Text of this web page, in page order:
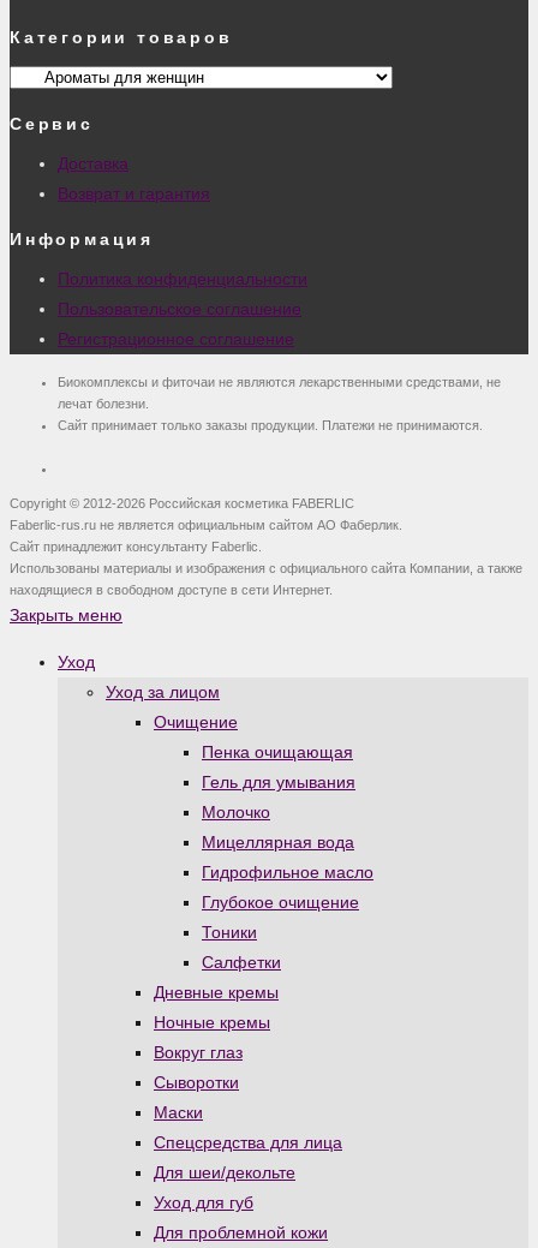
Категории товаров
Сервис
Доставка
Возврат и гарантия
Информация
Политика конфиденциальности
Пользовательское соглашение
Регистрационное соглашение
Биокомплексы и фиточаи не являются лекарственными средствами, не
лечат болезни.
Сайт принимает только заказы продукции. Платежи не принимаются.
Copyright © 2012-2026 Российская косметика FABERLIC
Faberlic-rus.ru не является официальным сайтом АО Фаберлик.
Сайт принадлежит консультанту Faberlic.
Использованы материалы и изображения с официального сайта Компании, а также
находящиеся в свободном доступе в сети Интернет.
Закрыть меню
Уход
Уход за лицом
Очищение
Пенка очищающая
Гель для умывания
Молочко
Мицеллярная вода
Гидрофильное масло
Глубокое очищение
Тоники
Салфетки
Дневные кремы
Ночные кремы
Вокруг глаз
Сыворотки
Маски
Спецсредства для лица
Для шеи/декольте
Уход для губ
Для проблемной кожи